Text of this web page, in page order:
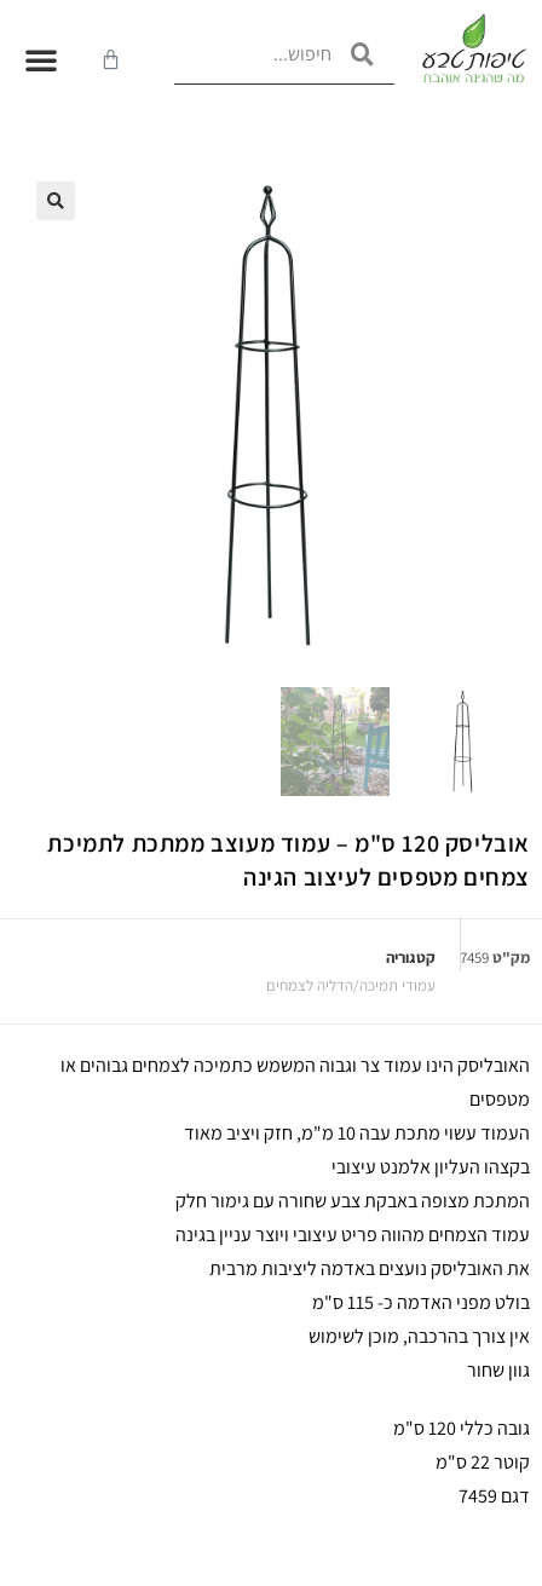
אובליסק 120 ס"מ – עמוד מעוצב ממתכת לתמיכת
צמחים מטפסים לעיצוב הגינה
מק"ט7459
קטגוריה
עמודי תמיכה/הדליה לצמחים
האובליסק הינו עמוד צר וגבוה המשמש כתמיכה לצמחים גבוהים או
מטפסים
העמוד עשוי מתכת עבה 10 מ"מ, חזק ויציב מאוד
בקצהו העליון אלמנט עיצובי
המתכת מצופה באבקת צבע שחורה עם גימור חלק
עמוד הצמחים מהווה פריט עיצובי ויוצר עניין בגינה
את האובליסק נועצים באדמה ליציבות מרבית
בולט מפני האדמה כ- 115 ס"מ
אין צורך בהרכבה, מוכן לשימוש
גוון שחור
גובה כללי 120 ס"מ
קוטר 22 ס"מ
דגם 7459